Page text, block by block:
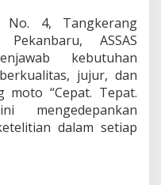
No. 4, Tangkerang
ASSAS
kebutuhan
jujur, dan
moto “Cepat. Tepat.
mengedepankan
dalam setiap